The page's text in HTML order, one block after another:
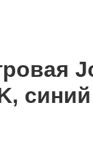
по розничной